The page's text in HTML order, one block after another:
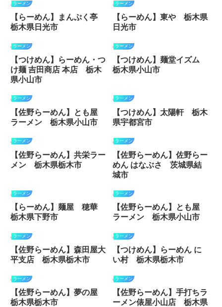
ラーメン
【らーめん】まんぷく亭
栃木県日光市
ラーメン
【らーめん】東や 栃木県
日光市
ラーメン
【つけめん】らーめん・つ
け麺 吉田商店 本店 栃木
県小山市
ラーメン
【つけめん】麺堂イズム
栃木県小山市
ラーメン
【佐野らーめん】とも屋
ラーメン 栃木県小山市
ラーメン
【つけめん】太陽軒 栃木
県宇都宮市
ラーメン
【佐野らーめん】共栄ラー
メン 栃木県栃木市
ラーメン
【佐野らーめん】佐野らー
めん はなぶさ 茨城県結
城市
ラーメン
【らーめん】麺屋 穂華
栃木県下野市
ラーメン
【佐野らーめん】とも屋
ラーメン 栃木県小山市
ラーメン
【佐野らーめん】森田屋大
平支店 栃木県栃木市
ラーメン
【つけめん】らーめん に
い村 栃木県栃木市
ラーメン
【佐野らーめん】夢の屋
栃木県栃木市
ラーメン
【佐野らーめん】手打ちラ
ーメン俵屋小山店 栃木県